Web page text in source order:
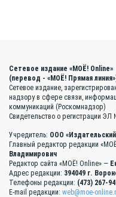
Сетевое издание «МОЁ! Online»
(перевод - «МОЁ! Прямая
Сетевое издание,
надзору в сфере связи,
коммуникаций (Роскомнадзор)
Свидетельство о регистрации ЭЛ
Учредитель: ООО
Главный редактор редакции
Владимирович
Редактор сайта «МОЁ! Online» —
Адрес редакции: 394049 г.
Телефоны редакции: (473) 267-
E-mail редакции: web@moe-